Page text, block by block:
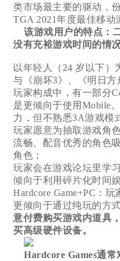
类市场最主要的驱动，
TGA 2021年度最佳移动
该游戏用户的特点：
没有充裕游戏时间的情
以年轻人（24 岁以下）
与《崩坏3》、《明日
玩家构成中，有一部分
是更倾向于使用Mobile
力，但不熟悉3A游戏模
玩家愿意为抽取游戏角
流畅、配音优秀的角色
角色；
玩家会在游戏论坛里学
倾向于利用碎片化时间
Hardcore Game+PC：
更倾向于通过纯玩的方
意付费购买游戏内道具
买高级硬件设备。
Hardcore Games通